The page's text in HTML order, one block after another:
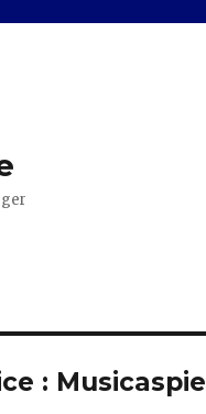
: Musicaspie